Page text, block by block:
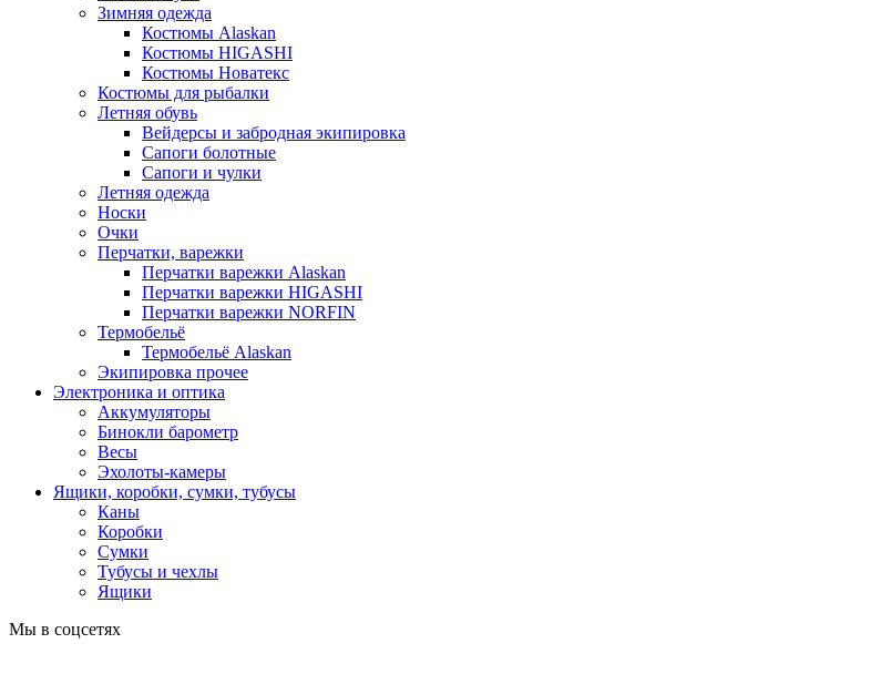
Зимняя одежда
Костюмы Alaskan
Костюмы HIGASHI
Костюмы Новатекс
Костюмы для рыбалки
Летняя обувь
Вейдерсы и забродная экипировка
Сапоги болотные
Сапоги и чулки
Летняя одежда
Носки
Очки
Перчатки, варежки
Перчатки варежки Alaskan
Перчатки варежки HIGASHI
Перчатки варежки NORFIN
Термобельё
Термобельё Alaskan
Экипировка прочее
Электроника и оптика
Аккумуляторы
Бинокли барометр
Весы
Эхолоты-камеры
Ящики, коробки, сумки, тубусы
Каны
Коробки
Сумки
Тубусы и чехлы
Ящики
Мы в соцсетях